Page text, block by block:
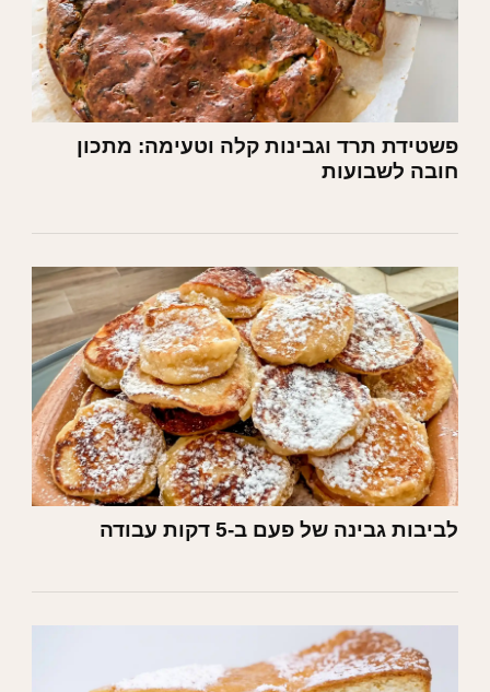
פשטידת תרד וגבינות קלה וטעימה: מתכון
חובה לשבועות
לביבות גבינה של פעם ב-5 דקות עבודה